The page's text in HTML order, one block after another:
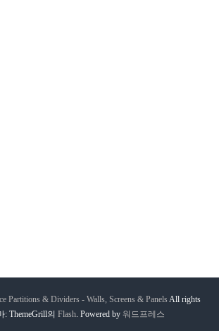
Partitions & Dividers - Walls, Screens & Panels All rights
: ThemeGrill의 Flash . Powered by 워드프레스